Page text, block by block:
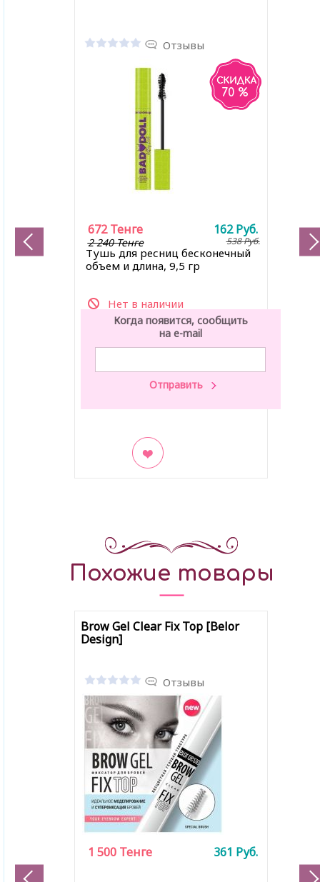
Отзывы
70 %
Тушь для ресниц бесконечный
объем и длина, 9,5 гр
Нет в наличии
672 Тенге 162Руб.
2 240 Тенге 538Руб.
Когда появится, сообщить
на e-mail
Похожие товары
Brow Gel Clear Fix Top [Belor
Design]
Отзывы
1 500 Тенге 361 Руб.